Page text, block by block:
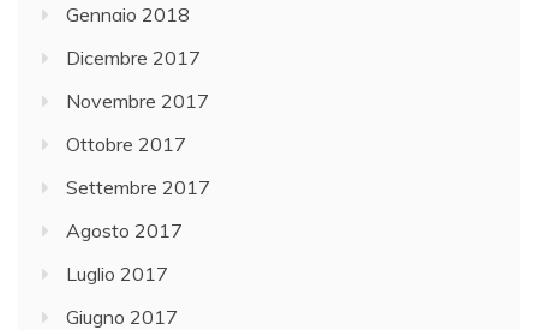
Gennaio 2018
Dicembre 2017
Novembre 2017
Ottobre 2017
Settembre 2017
Agosto 2017
Luglio 2017
Giugno 2017